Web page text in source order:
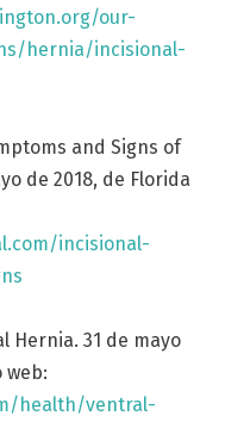
our-
hernia/incisional-
and Signs of
de 2018, de Florida
incisional-
Hernia. 31 de mayo
web:
health/ventral-